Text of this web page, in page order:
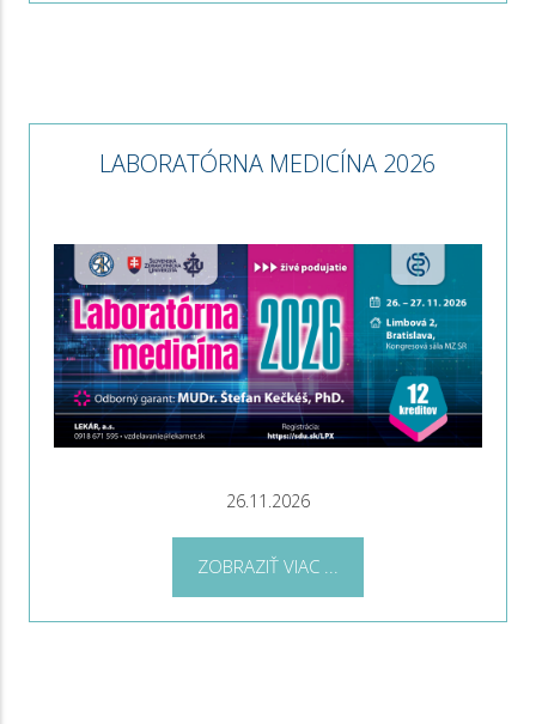
LABORATÓRNA MEDICÍNA 2026
26.11.2026
ZOBRAZIŤ VIAC ...